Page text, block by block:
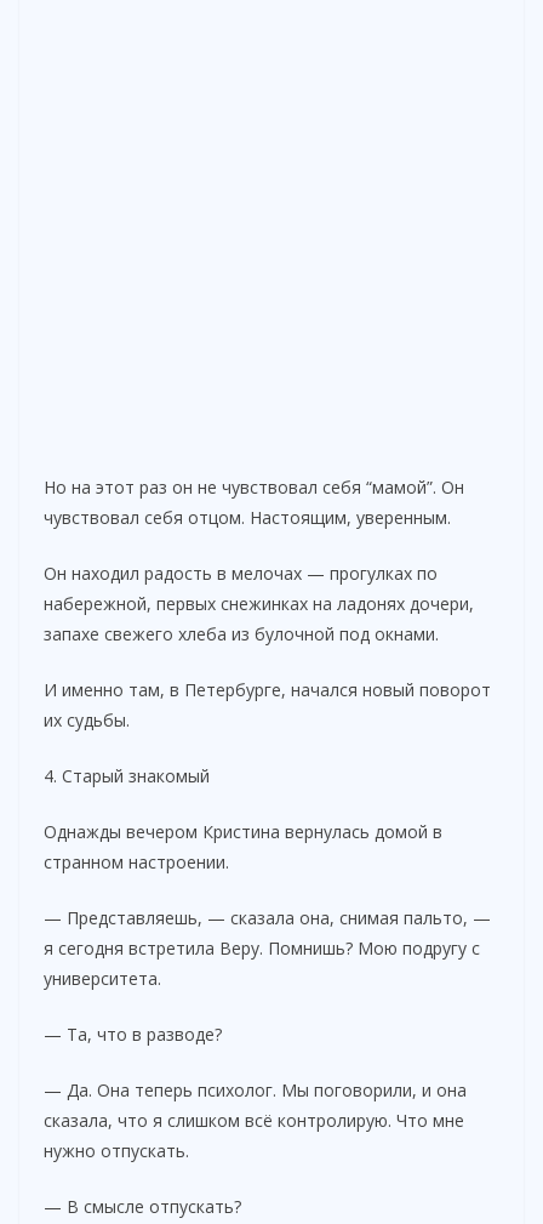
Но на этот раз он не чувствовал себя “мамой”. Он
чувствовал себя отцом. Настоящим, уверенным.
Он находил радость в мелочах — прогулках по
набережной, первых снежинках на ладонях дочери,
запахе свежего хлеба из булочной под окнами.
И именно там, в Петербурге, начался новый поворот
их судьбы.
4. Старый знакомый
Однажды вечером Кристина вернулась домой в
странном настроении.
— Представляешь, — сказала она, снимая пальто, —
я сегодня встретила Веру. Помнишь? Мою подругу с
университета.
— Та, что в разводе?
— Да. Она теперь психолог. Мы поговорили, и она
сказала, что я слишком всё контролирую. Что мне
нужно отпускать.
— В смысле отпускать?